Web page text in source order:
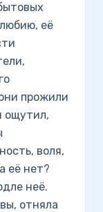
её
прожили
ощутил,
воля,
её нет?
неё.
отняла